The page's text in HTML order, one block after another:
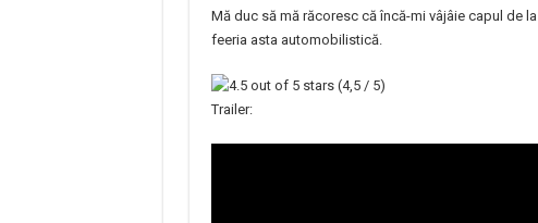
Mă duc să mă răcoresc că încă-mi vâjâie capul de
feeria asta automobilistică.
(4,5 / 5)
Trailer: